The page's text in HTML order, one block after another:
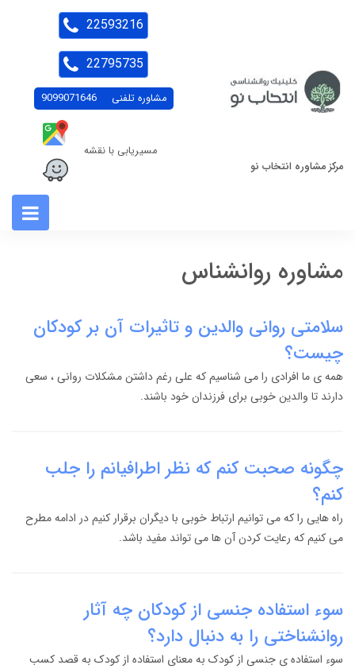
مرکز مشاوره انتخاب نو
مشاوره تلفنی 9099071646
مسیریابی با نقشه
22593216
22795735
مشاوره روانشناس
سلامتی روانی والدین و تاثیرات آن بر کودکان
چیست؟
همه ی ما افرادی را می شناسیم که علی رغم داشتن مشکلات روانی ، سعی
دارند تا والدین خوبی برای فرزندان خود باشند.
چگونه صحبت کنم که نظر اطرافیانم را جلب
کنم؟
راه هایی را که می توانیم ارتباط خوبی با دیگران برقرار کنیم در ادامه مطرح
می کنیم که رعایت کردن آن ها می تواند مفید باشد.
سوء استفاده جنسی از کودکان چه آثار
روانشناختی را به دنبال دارد؟
سوء استفاده ی جنسی از کودک به معنای استفاده از کودک به قصد کسب